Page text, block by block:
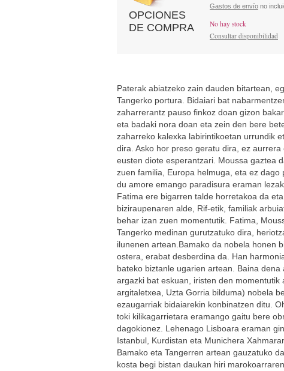
OPCIONES
DE COMPRA
Gastos de envío no
No hay stock
Consultar disponibilidad
Paterak abiatzeko zain dauden bitartean,
Tangerko portura. Bidaiari bat
zaharrerantz pauso finkoz doan gizon
eta badaki nora doan eta zein den bere
zaharreko kalexka labirintikoetan urrundik
dira. Asko hor preso geratu dira, ez
eusten diote esperantzari. Moussa gaztea
zuen familia, Europa helmuga, eta ez
du amore emango paradisura eraman
Fatima ere bigarren talde horretakoa da
biziraupenaren alde, Rif-etik, familiak
behar izan zuen momentutik. Fatima,
Tangerko medinan gurutzatuko dira,
ilunenen artean.Bamako da nobela honen
ostera, erabat desberdina da. Han
bateko biztanle ugarien artean. Baina dena
argazki bat eskuan, iristen den momentutik
argitaletxea, Uzta Gorria bilduma) nobela
ezaugarriak bidaiarekin konbinatzen ditu.
toki kilikagarrietara eramango gaitu bere
dagokionez. Lehenago Lisboara eraman
Istanbul, Kurdistan eta Munichera
Bamako eta Tangerren artean gauzatuko
kosta begi bistan daukan hiri